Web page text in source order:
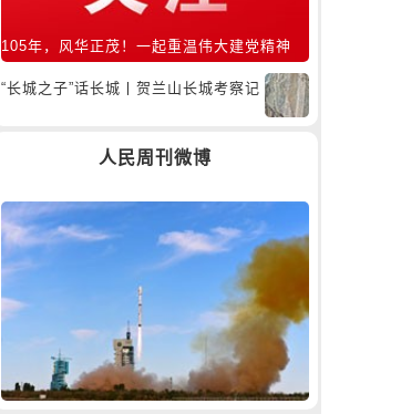
105年，风华正茂！一起重温伟大建党精神
“长城之子”话长城丨贺兰山长城考察记
人民周刊微博